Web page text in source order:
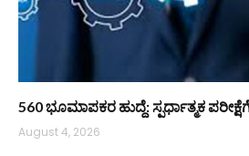
560 ಭೂಮಾಪಕರ ಹುದ್ದೆ: ಸ್ಪರ್ಧಾತ್ಮಕ
August 4, 2026